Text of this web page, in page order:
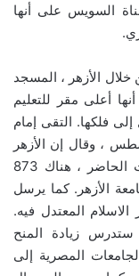
السويس على أنها
الأزهر ، المسجد
أعلى مقر للتعليم
فلكها. التقى إمام
أحمد الطيب بروبله في 17 أغسطس ، وقال إن الأزهر
سيقدم أي دعم يحتاجه الصومال. في الوقت الحاضر ، هناك 873
الأزهر. كما يرسل
المعتدل فيه.
زيادة المنح
المصرية إلى